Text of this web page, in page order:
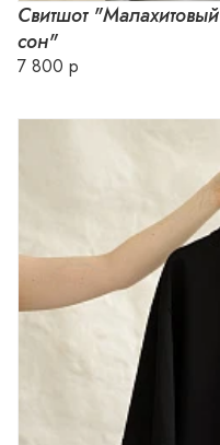
Свитшот "Малахитовый
сон"
7 800 р